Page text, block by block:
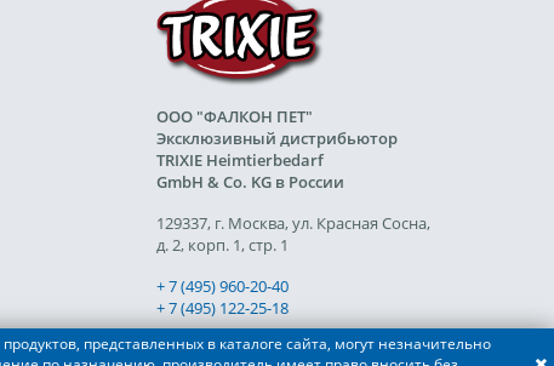
ООО "ФАЛКОН ПЕТ"
Эксклюзивный дистрибьютор
TRIXIE Heimtierbedarf
GmbH & Co. KG в России
129337, г. Москва, ул. Красная Сосна,
д. 2, корп. 1, стр. 1
+ 7 (495) 960-20-40
+ 7 (495) 122-25-18
представленных в каталоге сайта, могут незначительно